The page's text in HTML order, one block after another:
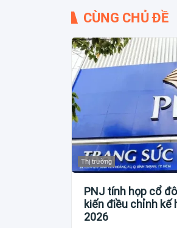
CÙNG CHỦ ĐỀ
Thị trường
PNJ tính họp cổ
kiến điều chỉnh kế
2026